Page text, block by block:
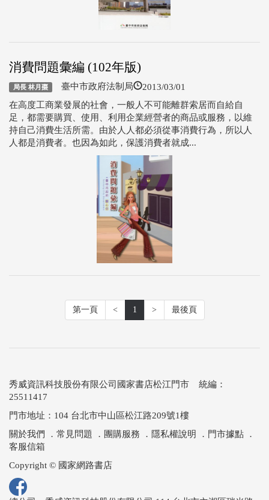
消費問題彙編 (102年版)
局長 林月棗 臺中市政府法制局 2013/03/01
在高度工商業發展的社會，一般人不可能離群索居而自給自
足，都需要購買、使用、利用企業經營者的商品或服務，以維
持自己消費生活所需。由於人人都必須從事消費行為，所以人
人都是消費者。也因為如此，保護消費者就成...
第一頁 < 1 > 最後頁
秀威資訊科技股份有限公司國家書店松江門市 統編：
25511417
門市地址：104 台北市中山區松江路209號1樓
關於我們
． 常見問題 ． 團購服務 ． 隱私權說明 ． 門市據點 ．
客服信箱
Copyright © 國家網路書店